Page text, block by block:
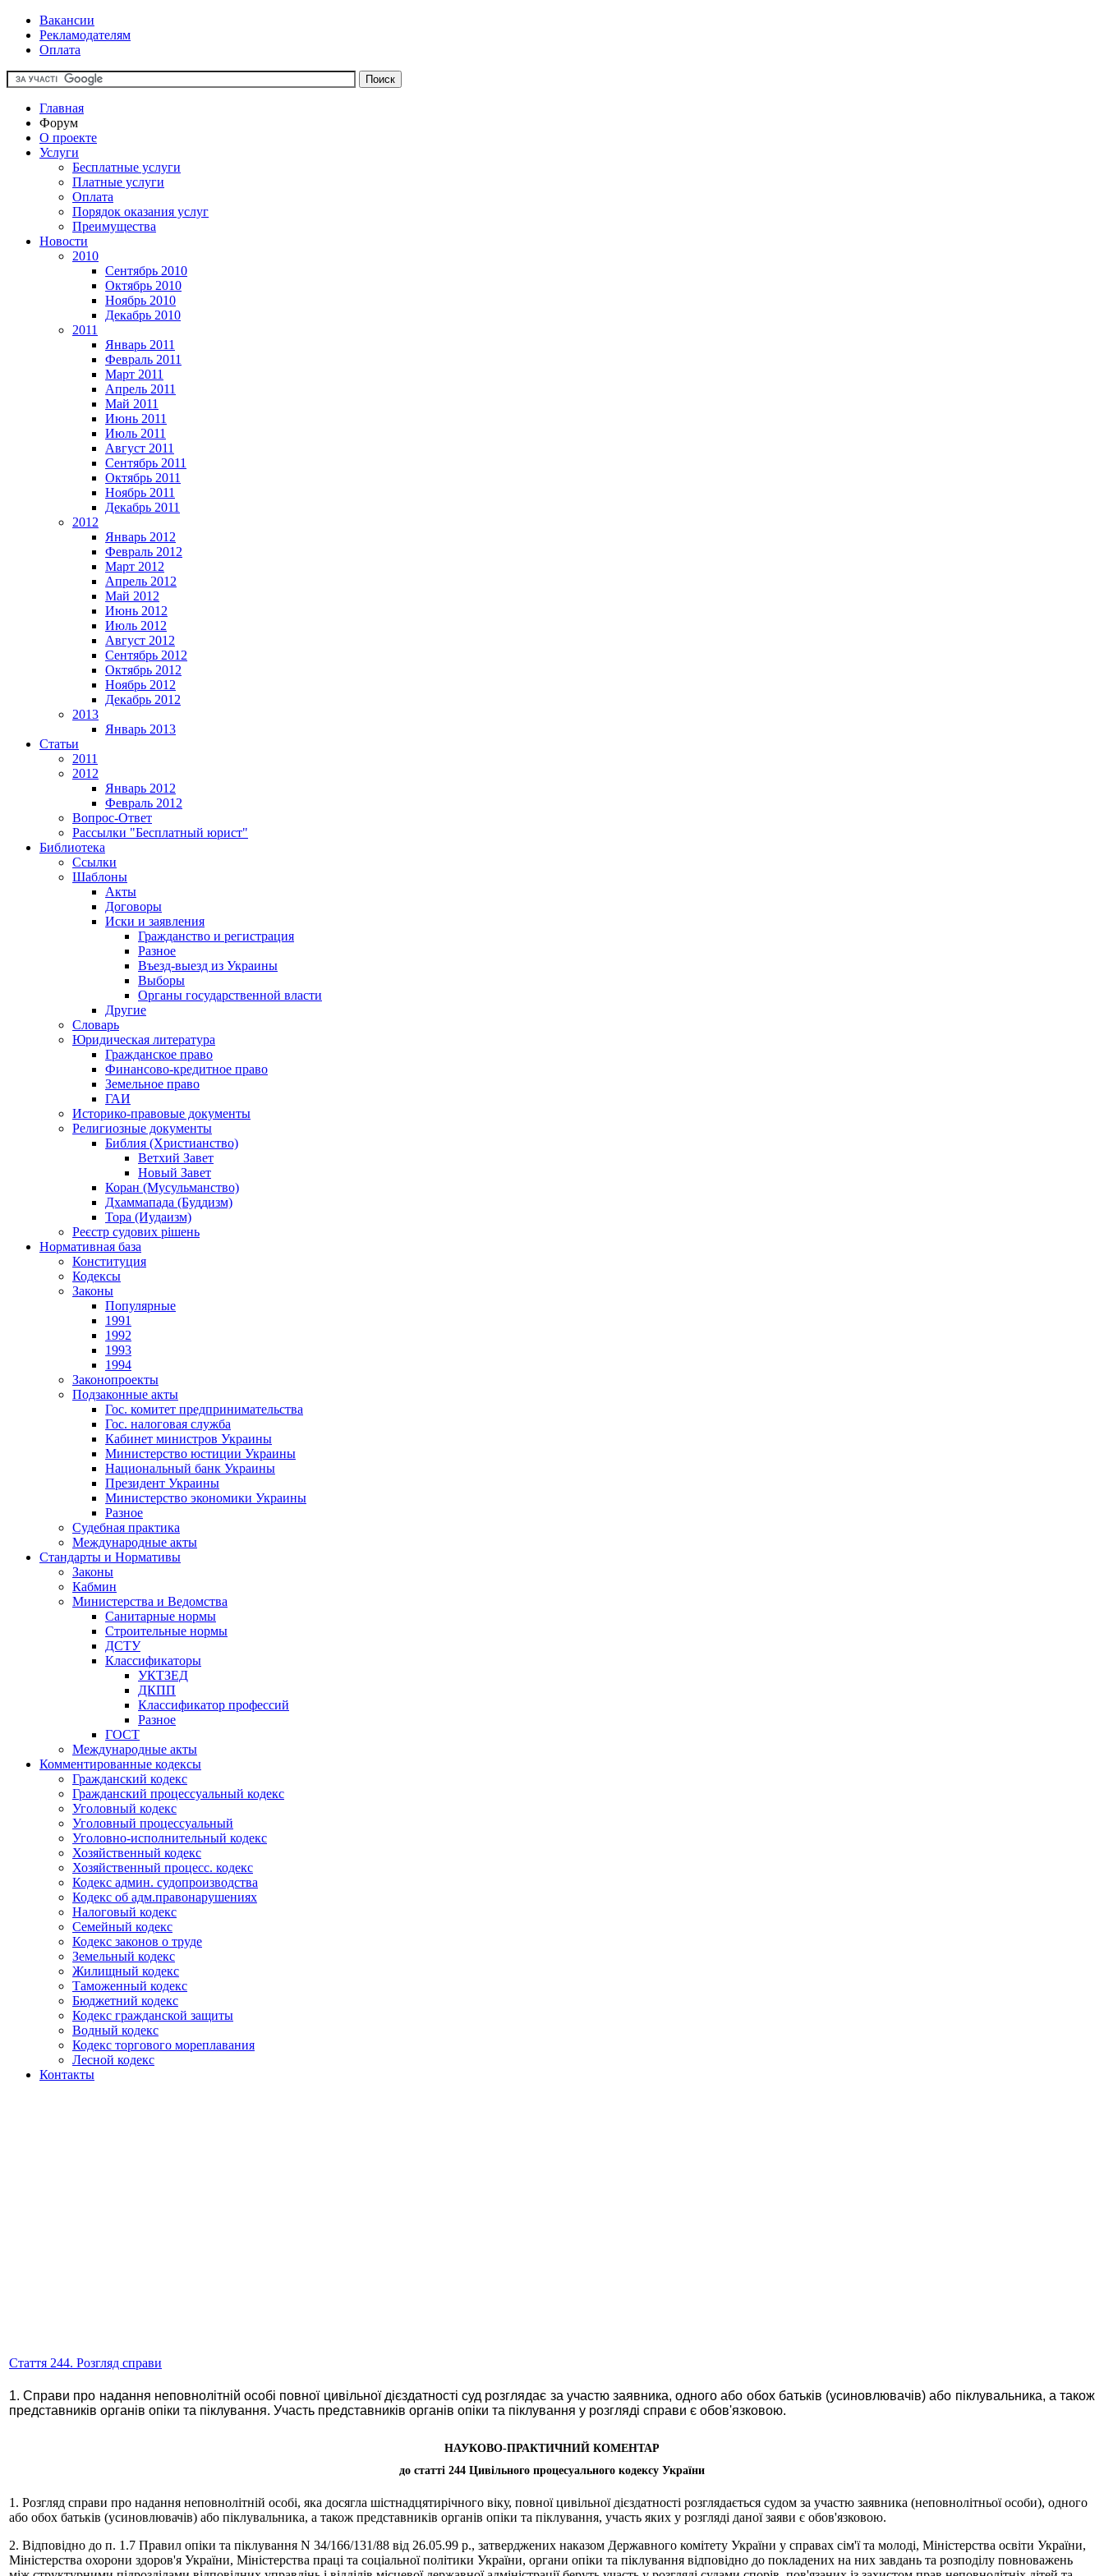
Вакансии
Рекламодателям
Оплата
Главная
Форум
О проекте
Услуги
Бесплатные услуги
Платные услуги
Оплата
Порядок оказания услуг
Преимущества
Новости
2010
Сентябрь 2010
Октябрь 2010
Ноябрь 2010
Декабрь 2010
2011
Январь 2011
Февраль 2011
Март 2011
Апрель 2011
Май 2011
Июнь 2011
Июль 2011
Август 2011
Сентябрь 2011
Октябрь 2011
Ноябрь 2011
Декабрь 2011
2012
Январь 2012
Февраль 2012
Март 2012
Апрель 2012
Май 2012
Июнь 2012
Июль 2012
Август 2012
Сентябрь 2012
Октябрь 2012
Ноябрь 2012
Декабрь 2012
2013
Январь 2013
Статьи
2011
2012
Январь 2012
Февраль 2012
Вопрос-Ответ
Рассылки "Бесплатный юрист"
Библиотека
Ссылки
Шаблоны
Акты
Договоры
Иски и заявления
Гражданство и регистрация
Разное
Въезд-выезд из Украины
Выборы
Органы государственной власти
Другие
Словарь
Юридическая литература
Гражданское право
Финансово-кредитное право
Земельное право
ГАИ
Историко-правовые документы
Религиозные документы
Библия (Христианство)
Ветхий Завет
Новый Завет
Коран (Мусульманство)
Дхаммапада (Буддизм)
Тора (Иудаизм)
Реєстр судових рішень
Нормативная база
Конституция
Кодексы
Законы
Популярные
1991
1992
1993
1994
Законопроекты
Подзаконные акты
Гос. комитет предпринимательства
Гос. налоговая служба
Кабинет министров Украины
Министерство юстиции Украины
Национальный банк Украины
Президент Украины
Министерство экономики Украины
Разное
Судебная практика
Международные акты
Стандарты и Нормативы
Законы
Кабмин
Министерства и Ведомства
Санитарные нормы
Строительные нормы
ДСТУ
Классификаторы
УКТЗЕД
ДКПП
Классификатор профессий
Разное
ГОСТ
Международные акты
Комментированные кодексы
Гражданский кодекс
Гражданский процессуальный кодекс
Уголовный кодекс
Уголовный процессуальный
Уголовно-исполнительный кодекс
Хозяйственный кодекс
Хозяйственный процесс. кодекс
Кодекс админ. судопроизводства
Кодекс об адм.правонарушениях
Налоговый кодекс
Семейный кодекс
Кодекс законов о труде
Земельный кодекс
Жилищный кодекс
Таможенный кодекс
Бюджетний кодекс
Кодекс гражданской защиты
Водный кодекс
Кодекс торгового мореплавания
Лесной кодекс
Контакты
Стаття 244. Розгляд справи
1. Справи про надання неповнолітній особі повної цивільної дієздатності суд розглядає за участю заявника, одного або обох батьків (усиновлювачів) або піклувальника, а також
представників органів опіки та піклування. Участь представників органів опіки та піклування у розгляді справи є обов'язковою.
НАУКОВО-ПРАКТИЧНИЙ КОМЕНТАР
до статті 244 Цивільного процесуального кодексу України
1. Розгляд справи про надання неповнолітній особі, яка досягла шістнадцятирічного віку, повної цивільної дієздатності розглядається судом за участю заявника (неповнолітньої особи), одного
або обох батьків (усиновлювачів) або піклувальника, а також представників органів опіки та піклування, участь яких у розгляді даної заяви є обов'язковою.
2. Відповідно до п. 1.7 Правил опіки та піклування N 34/166/131/88 від 26.05.99 р., затверджених наказом Державного комітету України у справах сім'ї та молоді, Міністерства освіти України,
Міністерства охорони здоров'я України, Міністерства праці та соціальної політики України, органи опіки та піклування відповідно до покладених на них завдань та розподілу повноважень